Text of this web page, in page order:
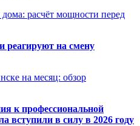
расчёт мощности перед
реагируют на смену
на месяц: обзор
к профессиональной
вступили в силу в 2026 году